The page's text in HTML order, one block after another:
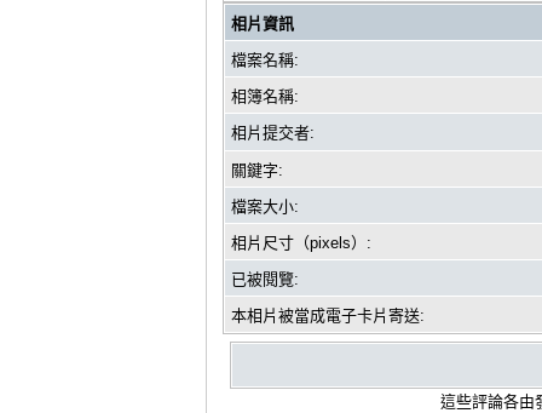
相片資訊
檔案名稱:
相簿名稱:
相片提交者:
關鍵字:
檔案大小:
相片尺寸（pixels）:
已被閱覽:
本相片被當成電子卡片寄送:
這些評論各由